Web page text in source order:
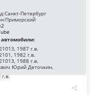
Санкт-Петербург
Приморский
1987 г.в.
1982 г.в.
1988 г.в.
Юрий Деточкин,
г.в.